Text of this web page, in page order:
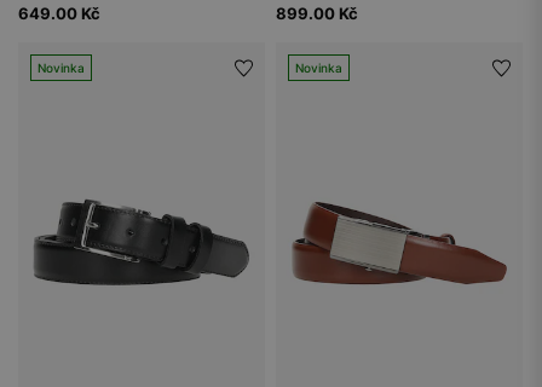
649.00 Kč
899.00 Kč
Novinka Novinka